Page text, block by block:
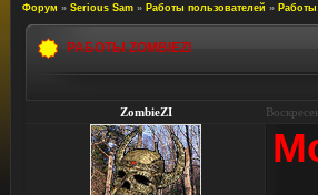
Форум » Serious Sam » Работы пользователей »
РАБОТЫ ZOMBIEZI
ZombieZI